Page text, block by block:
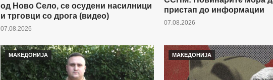
од Ново Село, се осудени насилници
и трговци со дрога (видео)
07.08.2026
пристап до информации
07.08.2026
МАКЕДОНИЈА МАКЕДОНИЈА